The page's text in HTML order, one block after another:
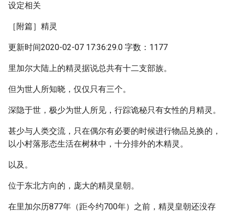
设定相关
［附篇］精灵
更新时间2020-02-07 17:36:29.0 字数：1177
里加尔大陆上的精灵据说总共有十二支部族。
但为世人所知晓，仅仅只有三个。
深隐于世，极少为世人所见，行踪诡秘只有女性的月精灵。
甚少与人类交流，只在偶尔有必要的时候进行物品兑换的，
以小村落形态生活在树林中，十分排外的木精灵。
以及。
位于东北方向的，庞大的精灵皇朝。
在里加尔历877年（距今约700年）之前，精灵皇朝还没存